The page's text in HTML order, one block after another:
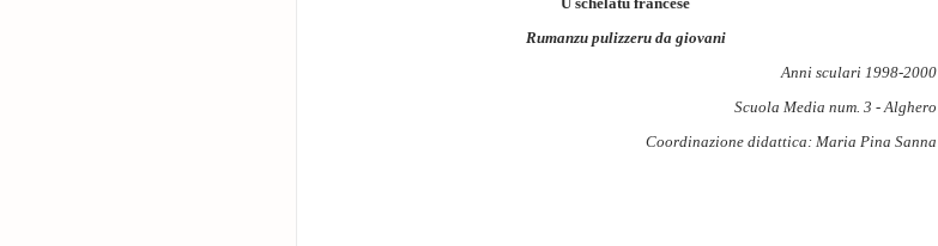
U schelatu francese
Rumanzu pulizzeru da giovani
Anni sculari 1998-2000
Scuola Media num. 3 - Alghero
Coordinazione didattica: Maria Pina Sanna